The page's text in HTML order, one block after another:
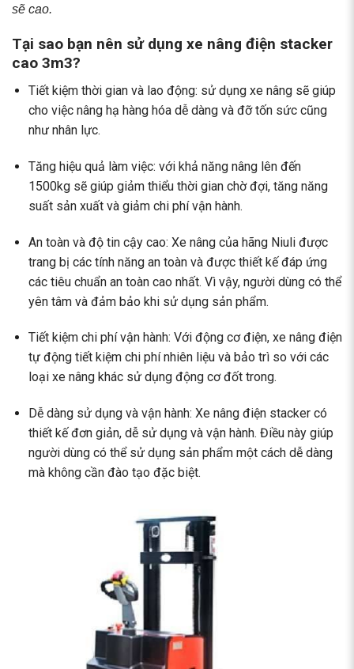
sẽ cao.
Tại sao bạn nên sử dụng xe nâng điện stacker
cao 3m3?
Tiết kiệm thời gian và lao động: sử dụng xe nâng sẽ giúp
cho việc nâng hạ hàng hóa dễ dàng và đỡ tốn sức cũng
như nhân lực.
Tăng hiệu quả làm việc: với khả năng nâng lên đến
1500kg sẽ giúp giảm thiểu thời gian chờ đợi, tăng năng
suất sản xuất và giảm chi phí vận hành.
An toàn và độ tin cậy cao: Xe nâng của hãng Niuli được
trang bị các tính năng an toàn và được thiết kế đáp ứng
các tiêu chuẩn an toàn cao nhất. Vì vậy, người dùng có thể
yên tâm và đảm bảo khi sử dụng sản phẩm.
Tiết kiệm chi phí vận hành: Với động cơ điện, xe nâng điện
tự động tiết kiệm chi phí nhiên liệu và bảo trì so với các
loại xe nâng khác sử dụng động cơ đốt trong.
Dễ dàng sử dụng và vận hành: Xe nâng điện stacker có
thiết kế đơn giản, dễ sử dụng và vận hành. Điều này giúp
người dùng có thể sử dụng sản phẩm một cách dễ dàng
mà không cần đào tạo đặc biệt.